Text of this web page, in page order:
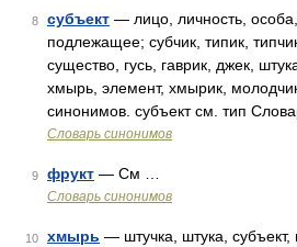
8 субъект — лицо, личность,
подлежащее; субчик, типик,
существо, гусь, гаврик, джек,
хмырь, элемент, хмырик,
синонимов. субъект см. тип
Словарь синонимов
9 фрукт — См …
Словарь синонимов
10 хмырь — штучка, штука, субъект,